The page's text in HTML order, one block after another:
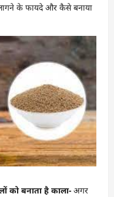
के फायदे और कैसे बनाया
को बनाता है काला- अगर